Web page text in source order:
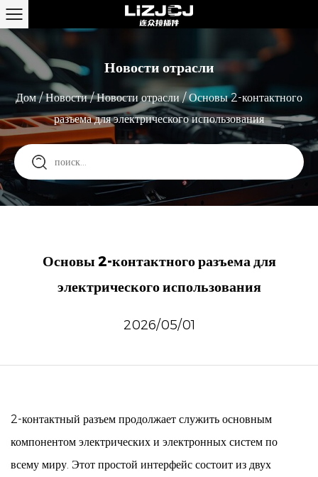
Новости отрасли
Дом/Новости/Новости отрасли/Основы 2-контактного
разъема для электрического использования
Основы 2-контактного разъема для
электрического использования
2026/05/01
2-контактный разъем продолжает служить основным
компонентом электрических и электронных систем по
всему миру. Этот простой интерфейс состоит из двух